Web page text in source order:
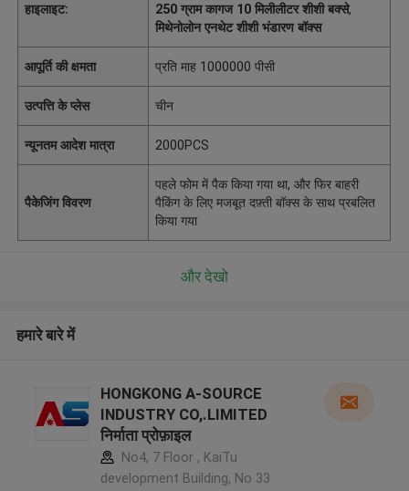
हाइलाइट:
250 ग्राम कागज 10 मिलीलीटर शीशी बक्से,
मिथेनोलोन एनथेट शीशी भंडारण बॉक्स
आपूर्ति की क्षमता प्रति माह 1000000 पीसी
उत्पत्ति के प्लेस चीन
न्यूनतम आदेश मात्रा 2000PCS
पैकेजिंग विवरण
पहले फोम में पैक किया गया था, और फिर बाहरी
पैकिंग के लिए मजबूत दफ़्ती बॉक्स के साथ प्रबलित
किया गया
और देखो
हमारे बारे में
HONGKONG A-SOURCE
INDUSTRY CO,.LIMITED
निर्माता प्रोफ़ाइल
No4, 7 Floor , KaiTu
development Building, No 33